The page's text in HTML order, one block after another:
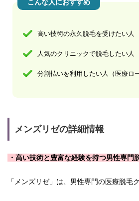
こんな人におすすめ
高い技術の永久脱毛を受けたい人
人気のクリニックで脱毛したい人
分割払いを利用したい人（医療ロ
メンズリゼの詳細情報
・高い技術と豊富な経験を持つ男性専門
「メンズリゼ」は、男性専門の医療脱毛